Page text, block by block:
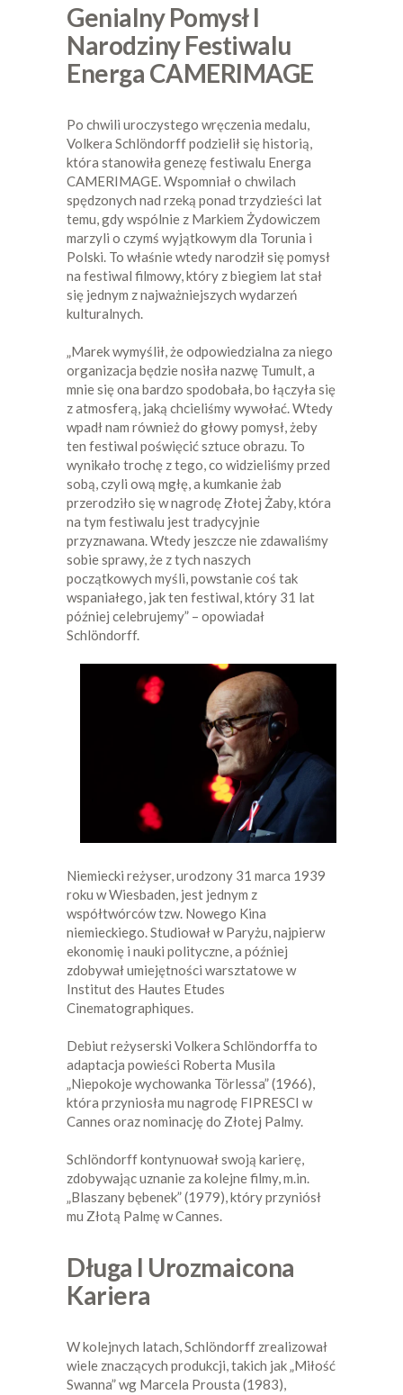
Genialny Pomysł I
Narodziny Festiwalu
Energa CAMERIMAGE
Po chwili uroczystego wręczenia medalu,
Volkera Schlöndorff podzielił się historią,
która stanowiła genezę festiwalu Energa
CAMERIMAGE. Wspomniał o chwilach
spędzonych nad rzeką ponad trzydzieści lat
temu, gdy wspólnie z Markiem Żydowiczem
marzyli o czymś wyjątkowym dla Torunia i
Polski. To właśnie wtedy narodził się pomysł
na festiwal filmowy, który z biegiem lat stał
się jednym z najważniejszych wydarzeń
kulturalnych.
„Marek wymyślił, że odpowiedzialna za niego
organizacja będzie nosiła nazwę Tumult, a
mnie się ona bardzo spodobała, bo łączyła się
z atmosferą, jaką chcieliśmy wywołać. Wtedy
wpadł nam również do głowy pomysł, żeby
ten festiwal poświęcić sztuce obrazu. To
wynikało trochę z tego, co widzieliśmy przed
sobą, czyli ową mgłę, a kumkanie żab
przerodziło się w nagrodę Złotej Żaby, która
na tym festiwalu jest tradycyjnie
przyznawana. Wtedy jeszcze nie zdawaliśmy
sobie sprawy, że z tych naszych
początkowych myśli, powstanie coś tak
wspaniałego, jak ten festiwal, który 31 lat
później celebrujemy” – opowiadał
Schlöndorff.
Niemiecki reżyser, urodzony 31 marca 1939
roku w Wiesbaden, jest jednym z
współtwórców tzw. Nowego Kina
niemieckiego. Studiował w Paryżu, najpierw
ekonomię i nauki polityczne, a później
zdobywał umiejętności warsztatowe w
Institut des Hautes Etudes
Cinematographiques.
Debiut reżyserski Volkera Schlöndorffa to
adaptacja powieści Roberta Musila
„Niepokoje wychowanka Törlessa” (1966),
która przyniosła mu nagrodę FIPRESCI w
Cannes oraz nominację do Złotej Palmy.
Schlöndorff kontynuował swoją karierę,
zdobywając uznanie za kolejne filmy, m.in.
„Blaszany bębenek” (1979), który przyniósł
mu Złotą Palmę w Cannes.
Długa I Urozmaicona
Kariera
W kolejnych latach, Schlöndorff zrealizował
wiele znaczących produkcji, takich jak „Miłość
Swanna” wg Marcela Prousta (1983),